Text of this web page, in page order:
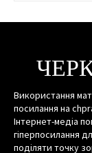
Використання
посилання на
Інтернет-медіа
гіперпосилання
поділяти точку